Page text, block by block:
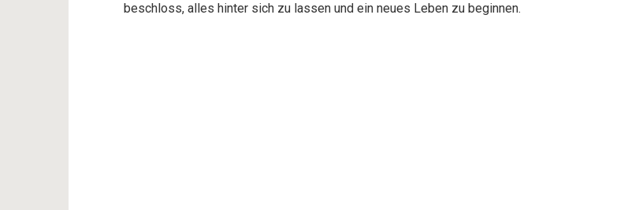
beschloss, alles hinter sich zu lassen und ein neues Leben zu beginnen.